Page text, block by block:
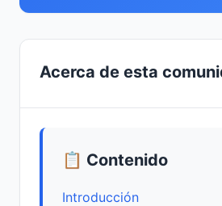
Acerca de esta
📋 Contenido
Introducción